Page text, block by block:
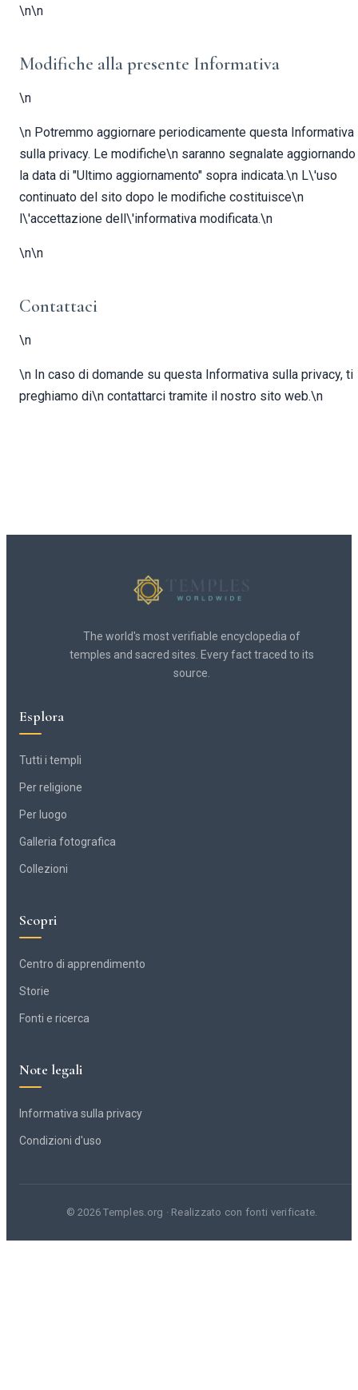
\n\n
Modifiche alla presente Informativa
\n
\n Potremmo aggiornare periodicamente questa Informativa
sulla privacy. Le modifiche\n saranno segnalate aggiornando
la data di "Ultimo aggiornamento" sopra indicata.\n L\'uso
continuato del sito dopo le modifiche costituisce\n
l\'accettazione dell\'informativa modificata.\n
\n\n
Contattaci
\n
\n In caso di domande su questa Informativa sulla privacy, ti
preghiamo di\n contattarci tramite il nostro sito web.\n
The world's most verifiable encyclopedia of
temples and sacred sites. Every fact traced to its
source.
Esplora
Tutti i templi
Per religione
Per luogo
Galleria fotografica
Collezioni
Scopri
Centro di apprendimento
Storie
Fonti e ricerca
Note legali
Informativa sulla privacy
Condizioni d'uso
© 2026 Temples.org · Realizzato con fonti verificate.